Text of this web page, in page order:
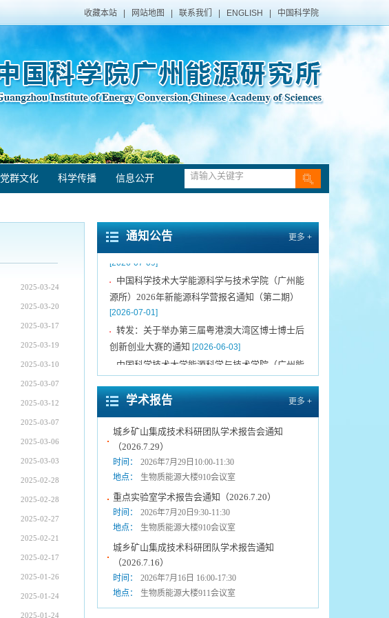
收藏本站 网站地图 联系我们 ENGLISH 中国科学院
党群文化 科学传播 信息公开
2025-03-24
2025-03-20
2025-03-17
2025-03-19
2025-03-10
2025-03-07
2025-03-12
2025-03-07
2025-03-06
2025-03-03
2025-02-28
2025-02-28
2025-02-27
2025-02-21
2025-02-17
2025-01-26
2025-01-24
2025-01-24
通知公告 更多 +
转发《关于发布第三届粤港澳大湾区博士博士后
创新创业大赛揭榜领题赛张榜项目榜单的公告》
中国科学技术大学能源科学与技术学院（广州能
源所）2026年新能源科学营报名通知（第二期）
[2026-07-01]
转发：关于举办第三届粤港澳大湾区博士博士后
创新创业大赛的通知 [2026-06-03]
中国科学技术大学能源科学与技术学院（广州能
源所）2026年普通招考（申请-考核制）博士生综
合考核实施细则 [2026-04-15]
关于延长2026年博士研究生报名时间的通告
[2026-03-31]
中国科学院广州能源研究所声明
转发《关于发布第三届粤港澳大湾区博士博士后
创新创业大赛揭榜领题赛张榜项目榜单的公告》
[2026-07-09]
中国科学技术大学能源科学与技术学院（广州能
源所）2026年新能源科学营报名通知（第二期）
[2026-07-01]
转发：关于举办第三届粤港澳大湾区博士博士后
创新创业大赛的通知
学术报告 更多 +
城乡矿山集成技术科研团队学术报告会通知
（2026.7.29）
时间：
2026年7月29日10:00-11:30
地点：
生物质能源大楼910会议室
重点实验室学术报告会通知（2026.7.20）
时间：
2026年7月20日9:30-11:30
地点：
生物质能源大楼910会议室
城乡矿山集成技术科研团队学术报告通知
（2026.7.16）
时间：
2026年7月16日 16:00-17:30
地点：
生物质能源大楼911会议室